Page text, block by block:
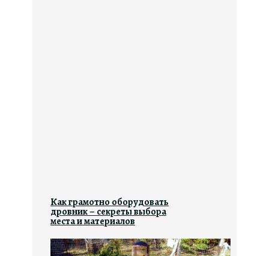
Как грамотно оборудовать
дровник – секреты выбора
места и материалов